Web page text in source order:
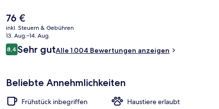
entfernt: Naturschutzgebiet Wahner Heide und Lanxess Arena.
Andere Reisende haben viel Gutes über das hilfsbereite Personal zu
berichten. Die Unterkunft ist nur einen kurzen Fußmarsch von den
öffentlichen Verkehrsmitteln entfernt: Zur U-Bahn (S-Bahnhof
Spich) sind es 13 Minuten.
Der
aktuelle
Preis
beträgt
76 €.
76 €
inkl. Steuern & Gebühren
13. Aug.–14. Aug.
Bewertungen
8,48,4 von 10.
Sehr gutAlle 1.004 Bewertungen anzeigen
Beliebte Annehmlichkeiten
Frühstück inbegriffen
Haustiere erlaubt